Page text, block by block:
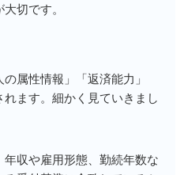
切です。
属性情報」「返済能力」
れます。細かく見ていきまし
収や雇用形態、勤続年数な